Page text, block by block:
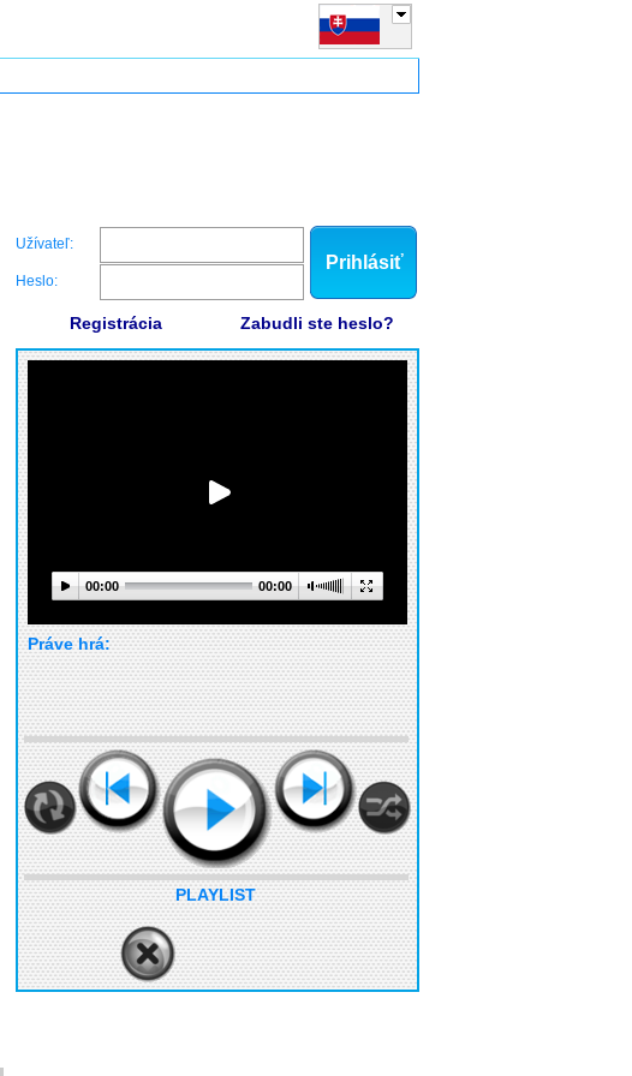
Užívateľ:
Heslo:
Prihlásiť
Registrácia Zabudli ste heslo?
00:00 00:00
Práve hrá:
PLAYLIST